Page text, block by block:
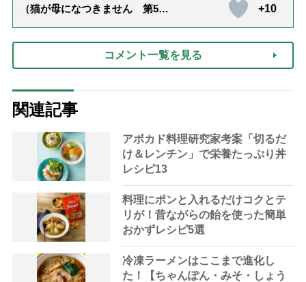
（猫が母になつきません 第500
+10
コメント一覧を見る
関連記事
アボカド料理研究家考案「切るだ
け＆レンチン」で栄養たっぷり丼
レシピ13
料理にポンと入れるだけコクとテ
リが！昔ながらの飴を使った簡単
おかずレシピ5選
冷凍ラーメンはここまで進化し
た！【ちゃんぽん・みそ・しょう